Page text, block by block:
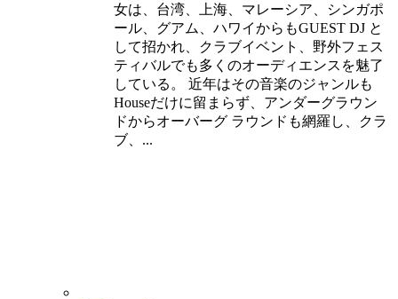
女は、台湾、上海、マレーシア、シンガポ
ール、グアム、ハワイからもGUEST DJ と
して招かれ、クラブイベント、野外フェス
ティバルでも多くのオーディエンスを魅了
している。 近年はその音楽のジャンルも
Houseだけに留まらず、アンダーグラウン
ドからオーバーグ ラウンドも網羅し、クラ
ブ、...